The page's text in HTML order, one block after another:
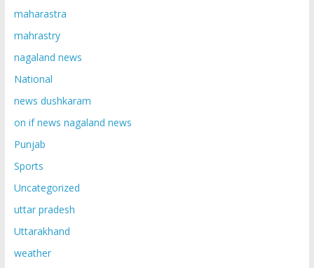
maharastra
mahrastry
nagaland news
National
news dushkaram
on if news nagaland news
Punjab
Sports
Uncategorized
uttar pradesh
Uttarakhand
weather